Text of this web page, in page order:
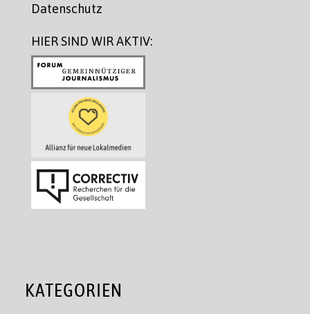
Datenschutz
HIER SIND WIR AKTIV:
KATEGORIEN